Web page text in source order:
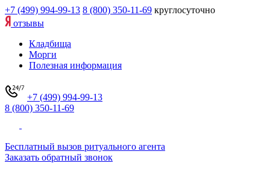
+7 (499) 994-99-13 8 (800) 350-11-69 круглосуточно
отзывы
Кладбища
Морги
Полезная информация
+7 (499) 994-99-13
8 (800) 350-11-69
Бесплатный вызов ритуального агента
Заказать обратный звонок